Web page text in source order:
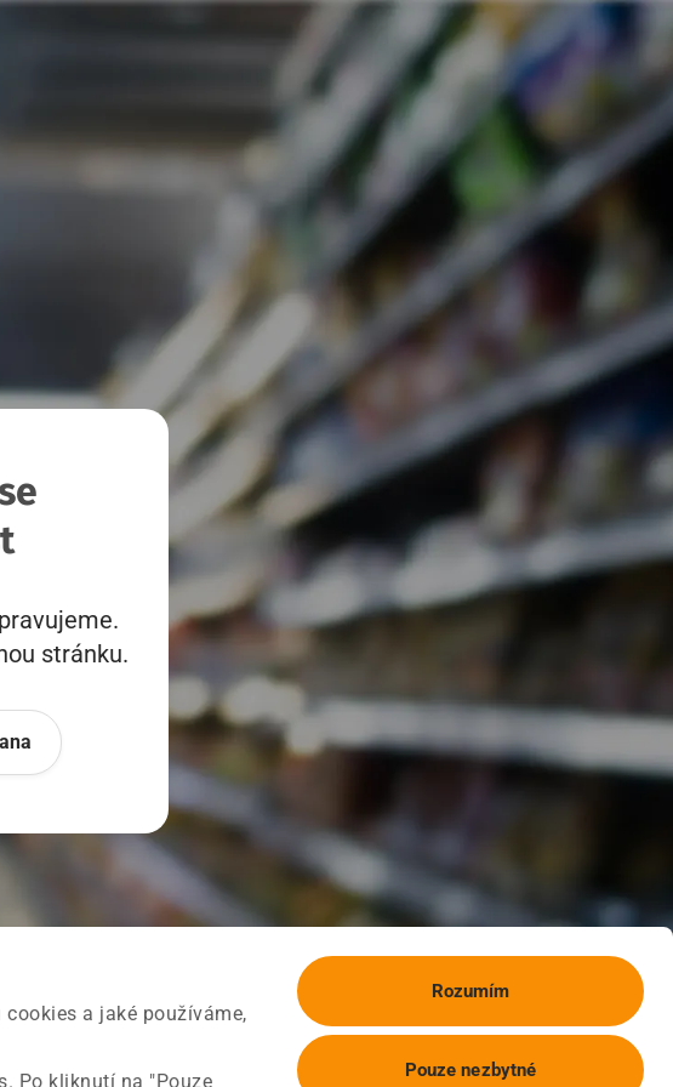
a jaké používáme,
Po kliknutí na "Pouze
Rozumím
Pouze nezbytné
stránku.